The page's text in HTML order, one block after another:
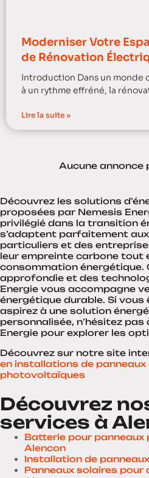
Moderniser Votre
de Rénovation
Introduction Dans un monde
à un rythme effréné, la
Lire la suite »
Aucune annonce
Découvrez les solutions
proposées par Nemesis
privilégié dans la transition
s’adaptent parfaitement
particuliers et des
leur empreinte carbone tout
consommation énergétique.
approfondie et des
Energie vous accompagne
énergétique durable. Si vous
aspirez à une solution
personnalisée, n’hésitez
Energie pour explorer les
Découvrez sur notre site
en installations de panneaux
photovoltaïques
Découvrez
services à
Batterie pour
Alencon
Installation de
Panneaux solaires